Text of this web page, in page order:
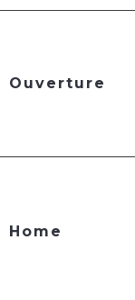
Ouverture
Home